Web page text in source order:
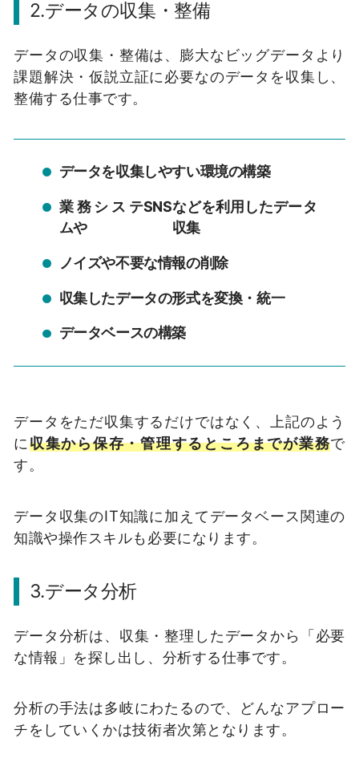
2.データの収集・整備
データの収集・整備は、膨大なビッグデータより
課題解決・仮説立証に必要なのデータを収集し、
整備する仕事です。
データを収集しやすい環境の構築
業務システ
ムや
SNSなどを利用したデータ
収集
ノイズや不要な情報の削除
収集したデータの形式を変換・統一
データベースの構築
データをただ収集するだけではなく、上記のよう
に収集から保存・管理するところまでが業務で
す。
データ収集のIT知識に加えてデータベース関連の
知識や操作スキルも必要になります。
3.データ分析
データ分析は、収集・整理したデータから「必要
な情報」を探し出し、分析する仕事です。
分析の手法は多岐にわたるので、どんなアプロー
チをしていくかは技術者次第となります。